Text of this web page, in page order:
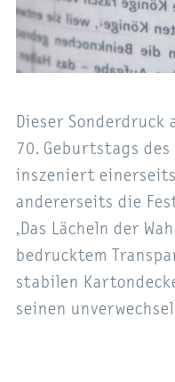
Dieser Sonderdruck
70. Geburtstags
inszeniert
andererseits die
‚Das Lächeln der
bedrucktem
stabilen
seinen